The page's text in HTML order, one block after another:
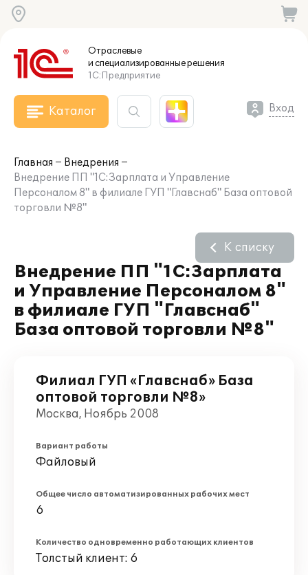
Отраслевые
и специализированныерешения
1С:Предприятие
Каталог Вход
Главная
Внедрения
Внедрение ПП "1С:Зарплата и Управление
Персоналом 8" в филиале ГУП "Главснаб" База оптовой
торговли №8"
Внедрение ПП "1С:Зарплата
и Управление Персоналом 8"
в филиале ГУП "Главснаб"
База оптовой торговли №8"
К списку
Филиал ГУП «Главснаб» База
оптовой торговли №8»
Москва, Ноябрь 2008
Вариант работы
Файловый
Общее число автоматизированных рабочих мест
6
Количество одновременно работающих клиентов
Толстый клиент: 6